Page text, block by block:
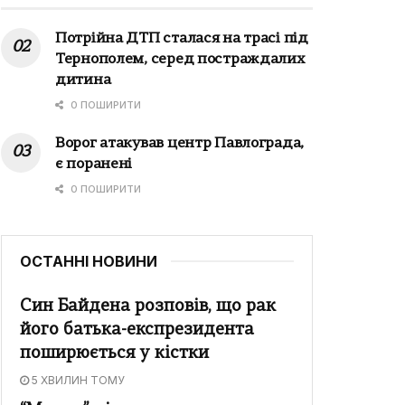
Потрійна ДТП сталася на трасі під
Тернополем, серед постраждалих
дитина
0 ПОШИРИТИ
Ворог атакував центр Павлограда,
є поранені
0 ПОШИРИТИ
ОСТАННІ НОВИНИ
Син Байдена розповів, що рак
його батька-експрезидента
поширюється у кістки
5 ХВИЛИН ТОМУ